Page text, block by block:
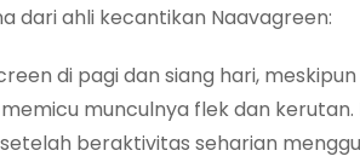
dari ahli kecantikan Naavagreen:
di pagi dan siang hari,
munculnya flek dan
beraktivitas seharian